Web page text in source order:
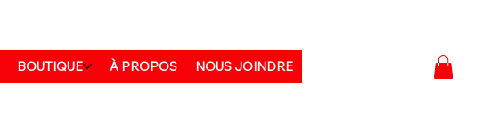
BOUTIQUE À PROPOS NOUS JOINDRE